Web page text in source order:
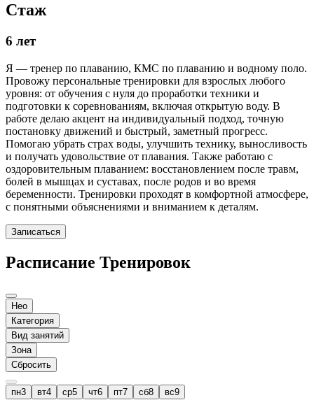
Стаж
6 лет
Я — тренер по плаванию, КМС по плаванию и водному поло.
Провожу персональные тренировки для взрослых любого
уровня: от обучения с нуля до проработки техники и
подготовки к соревнованиям, включая открытую воду. В
работе делаю акцент на индивидуальный подход, точную
постановку движений и быстрый, заметный прогресс.
Помогаю убрать страх воды, улучшить технику, выносливость
и получать удовольствие от плавания. Также работаю с
оздоровительным плаванием: восстановлением после травм,
болей в мышцах и суставах, после родов и во время
беременности. Тренировки проходят в комфортной атмосфере,
с понятными объяснениями и вниманием к деталям.
Записаться
Расписание Тренировок
Нео
Категория
Вид занятий
Зона
Сбросить
пн3 вт4 ср5 чт6 пт7 сб8 вс9